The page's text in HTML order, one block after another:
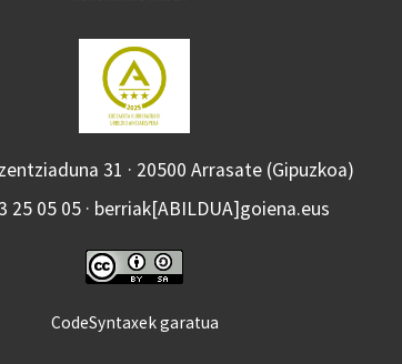
31 · 20500 Arrasate (Gipuzkoa)
25 05 05 · berriak[ABILDUA]goiena.eus
CodeSyntaxek garatua